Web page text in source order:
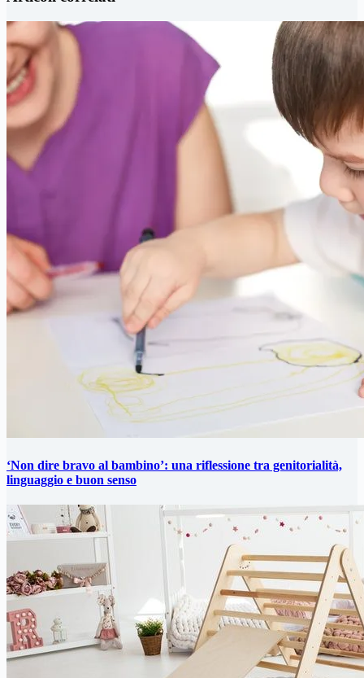
‘Non dire bravo al bambino’: una riflessione tra genitorialità,
linguaggio e buon senso